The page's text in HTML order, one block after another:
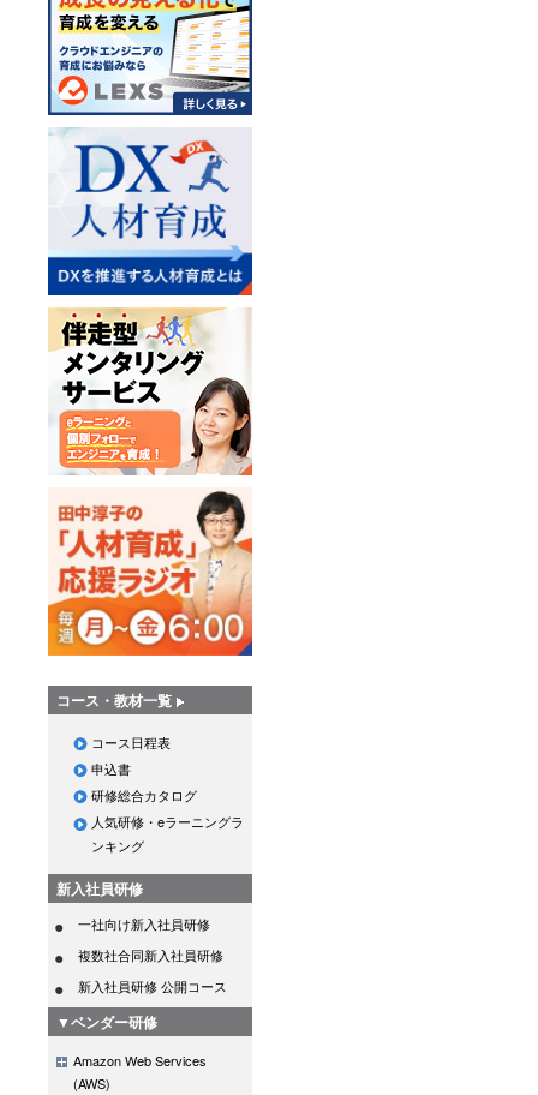
コース・教材一覧
コース日程表
申込書
研修総合カタログ
人気研修・eラーニングラ
ンキング
新入社員研修
一社向け新入社員研修
複数社合同新入社員研修
新入社員研修 公開コース
▼ベンダー研修
Amazon Web Services
(AWS)